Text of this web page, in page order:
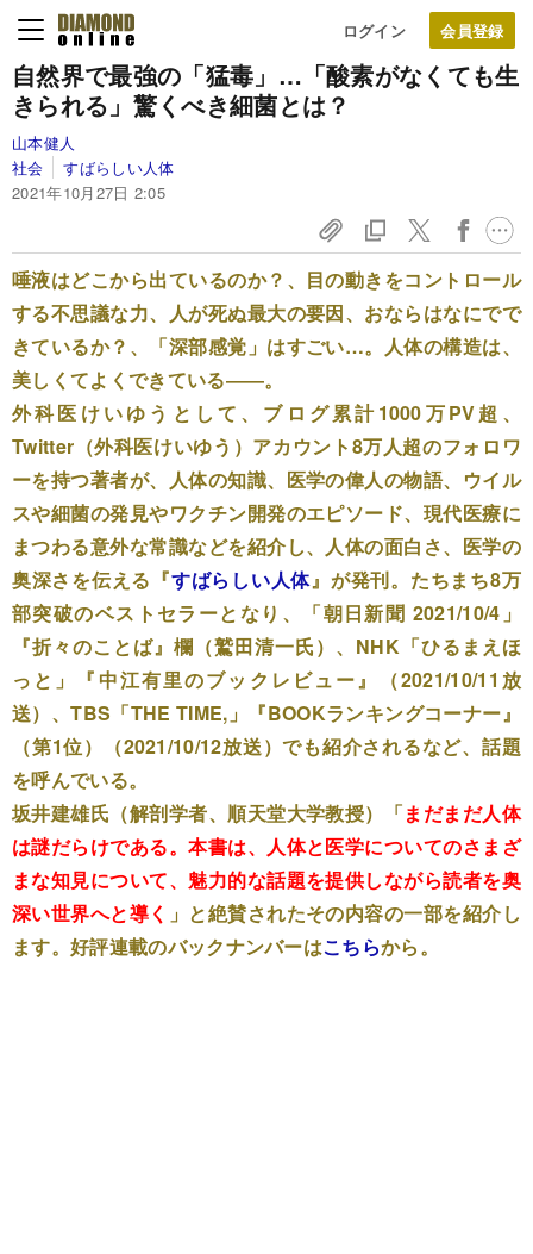
ログイン
自然界で最強の「猛毒」…「酸素がなくても生
きられる」驚くべき細菌とは？
山本健人
社会
すばらしい人体
2021年10月27日 2:05
唾液はどこから出ているのか？、目の動きをコントロール
する不思議な力、人が死ぬ最大の要因、おならはなにでで
きているか？、「深部感覚」はすごい…。人体の構造は、
美しくてよくできている――。
外科医けいゆうとして、ブログ累計1000万PV超、
Twitter（外科医けいゆう）アカウント8万人超のフォロワ
ーを持つ著者が、人体の知識、医学の偉人の物語、ウイル
スや細菌の発見やワクチン開発のエピソード、現代医療に
まつわる意外な常識などを紹介し、人体の面白さ、医学の
奥深さを伝える『すばらしい人体』が発刊。たちまち8万
部突破のベストセラーとなり、「朝日新聞 2021/10/4」
『折々のことば』欄（鷲田清一氏）、NHK「ひるまえほ
っと」『中江有里のブックレビュー』（2021/10/11放
送）、TBS「THE TIME,」『BOOKランキングコーナー』
（第1位）（2021/10/12放送）でも紹介されるなど、話題
を呼んでいる。
坂井建雄氏（解剖学者、順天堂大学教授）「まだまだ人体
は謎だらけである。本書は、人体と医学についてのさまざ
まな知見について、魅力的な話題を提供しながら読者を奥
深い世界へと導く 」と絶賛されたその内容の一部を紹介し
ます。好評連載のバックナンバーはこちらから。